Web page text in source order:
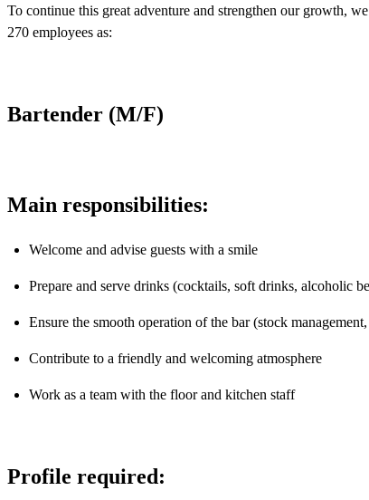
To continue this great adventure and strengthen our growth,
270 employees as:
Bartender (M/F)
Main responsibilities:
Welcome and advise guests with a smile
Prepare and serve drinks (cocktails, soft drinks, alcoholic
Ensure the smooth operation of the bar (stock
Contribute to a friendly and welcoming atmosphere
Work as a team with the floor and kitchen staff
Profile required: